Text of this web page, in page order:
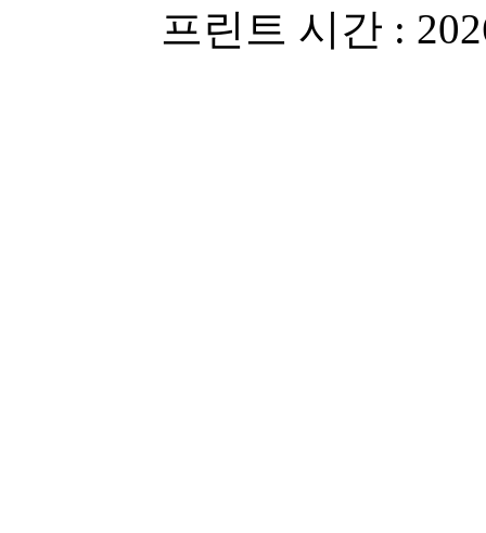
프린트 시간 :